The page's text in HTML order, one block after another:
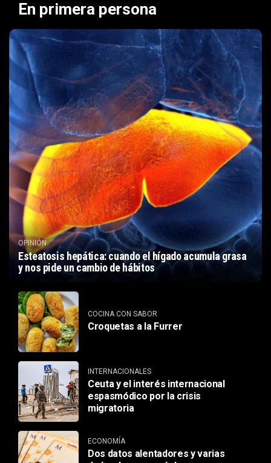
En primera persona
OPINIÓN
Esteatosis hepática: cuando el hígado acumula grasa
y nos pide un cambio de hábitos
COCINA CON SABOR
Croquetas a la Furrer
INTERNACIONALES
Ceuta y el interés internacional
espasmódico por la crisis
migratoria
ECONOMÍA
Dos datos alentadores y varias